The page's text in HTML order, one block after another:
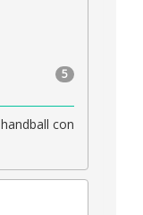
5
con